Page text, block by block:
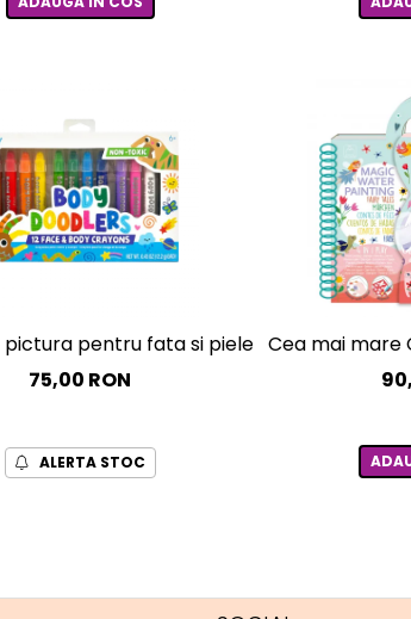
pentru fata si piele, Body Doodlers,
75,00 RON
ALERTA STOC
Cea mai mare